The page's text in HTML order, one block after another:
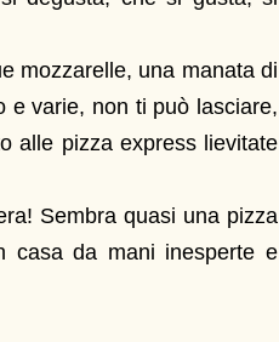
mozzarelle, una manata di
e varie, non ti può lasciare,
alle pizza express lievitate
Sembra quasi una pizza
casa da mani inesperte e